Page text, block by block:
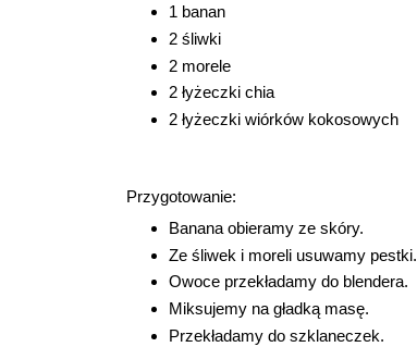
1 banan
2 śliwki
2 morele
2 łyżeczki chia
2 łyżeczki wiórków kokosowych
Przygotowanie:
Banana obieramy ze skóry.
Ze śliwek i moreli usuwamy pestki.
Owoce przekładamy do blendera.
Miksujemy na gładką masę.
Przekładamy do szklaneczek.